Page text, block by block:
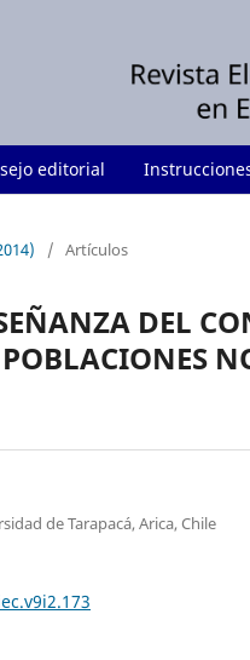
editorial
/ Artículos
DEL
de Tarapacá, Arica, Chile